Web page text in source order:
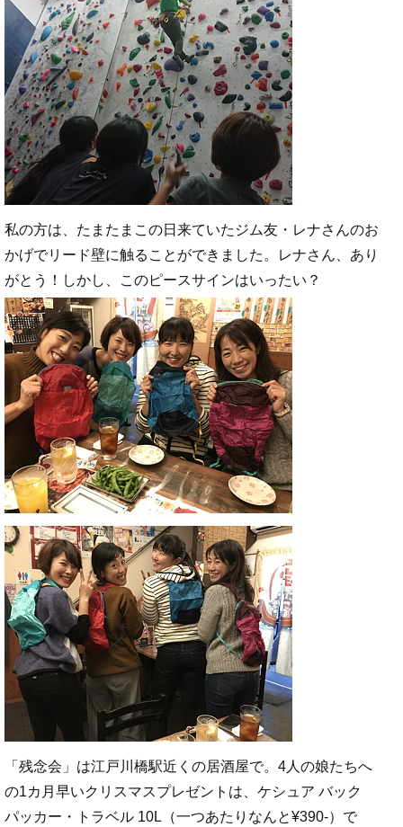
私の方は、たまたまこの日来ていたジム友・レナさんのお
かげでリード壁に触ることができました。レナさん、あり
がとう！しかし、このピースサインはいったい？
「残念会」は江戸川橋駅近くの居酒屋で。4人の娘たちへ
の1カ月早いクリスマスプレゼントは、ケシュア バック
パッカー・トラベル 10L（一つあたりなんと¥390-）で